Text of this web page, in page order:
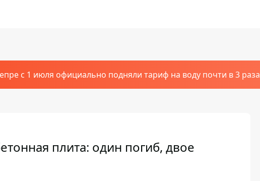
с 1 июля официально подняли тариф на воду почти в 3 раза
плита: один погиб, двое